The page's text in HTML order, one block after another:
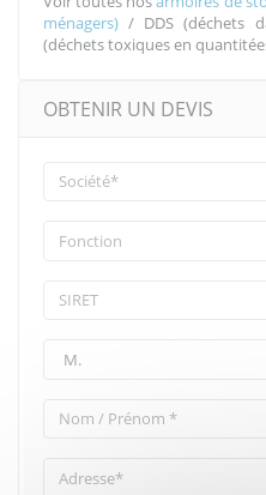
ménagers) / DDS (déchets
(déchets toxiques en
OBTENIR UN DEVIS